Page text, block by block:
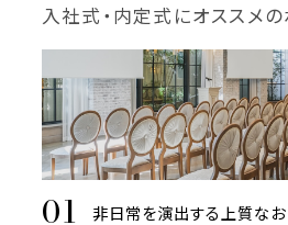
入社式・内定式にオススメの
非日常を演出する上質な